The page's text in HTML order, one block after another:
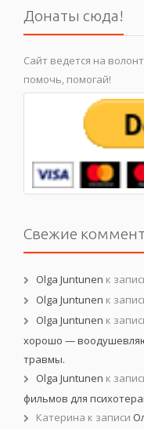
Донаты сюда!
Сайт ведется на
помочь, помогай!
Свежие
Olga Juntunen к
Olga Juntunen к
Olga Juntunen к
хорошо —
травмы.
Olga Juntunen к
фильмов для
Катерина к записи